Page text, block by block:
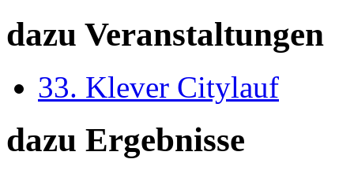
dazu Veranstaltungen
33. Klever Citylauf
dazu Ergebnisse